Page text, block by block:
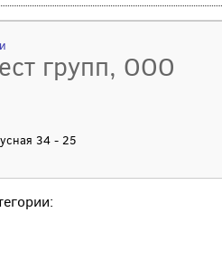
групп, ООО
34 - 25